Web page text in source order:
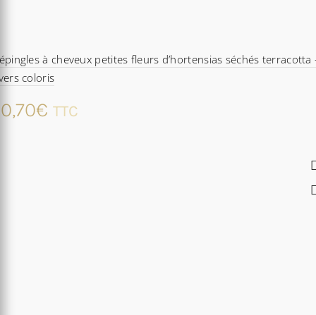
à cheveux petites fleurs d’hortensias séchés terracotta
coloris
€ TTC